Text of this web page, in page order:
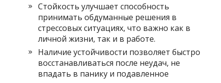
Стойкость улучшает способность
принимать обдуманные решения в
стрессовых ситуациях, что важно как в
личной жизни, так и в работе.
Наличие устойчивости позволяет быстро
восстанавливаться после неудач, не
впадать в панику и подавленное